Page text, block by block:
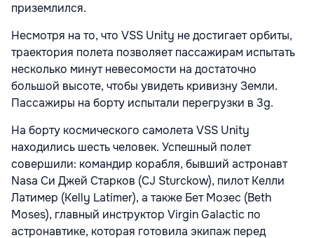
приземлился.
Несмотря на то, что VSS Unity не достигает орбиты,
траектория полета позволяет пассажирам испытать
несколько минут невесомости на достаточно
большой высоте, чтобы увидеть кривизну Земли.
Пассажиры на борту испытали перегрузки в 3g.
На борту космического самолета VSS Unity
находились шесть человек. Успешный полет
совершили: командир корабля, бывший астронавт
Nasa Си Джей Старков (CJ Sturckow), пилот Келли
Латимер (Kelly Latimer), а также Бет Мозес (Beth
Moses), главный инструктор Virgin Galactic по
астронавтике, которая готовила экипаж перед